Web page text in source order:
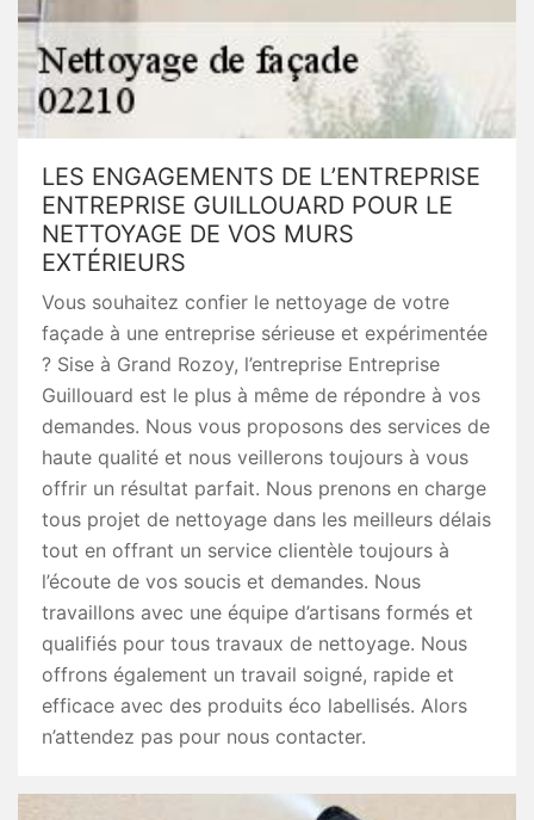
LES ENGAGEMENTS DE L’ENTREPRISE
ENTREPRISE GUILLOUARD POUR LE
NETTOYAGE DE VOS MURS
EXTÉRIEURS
Vous souhaitez confier le nettoyage de votre
façade à une entreprise sérieuse et expérimentée
? Sise à Grand Rozoy, l’entreprise Entreprise
Guillouard est le plus à même de répondre à vos
demandes. Nous vous proposons des services de
haute qualité et nous veillerons toujours à vous
offrir un résultat parfait. Nous prenons en charge
tous projet de nettoyage dans les meilleurs délais
tout en offrant un service clientèle toujours à
l’écoute de vos soucis et demandes. Nous
travaillons avec une équipe d’artisans formés et
qualifiés pour tous travaux de nettoyage. Nous
offrons également un travail soigné, rapide et
efficace avec des produits éco labellisés. Alors
n’attendez pas pour nous contacter.